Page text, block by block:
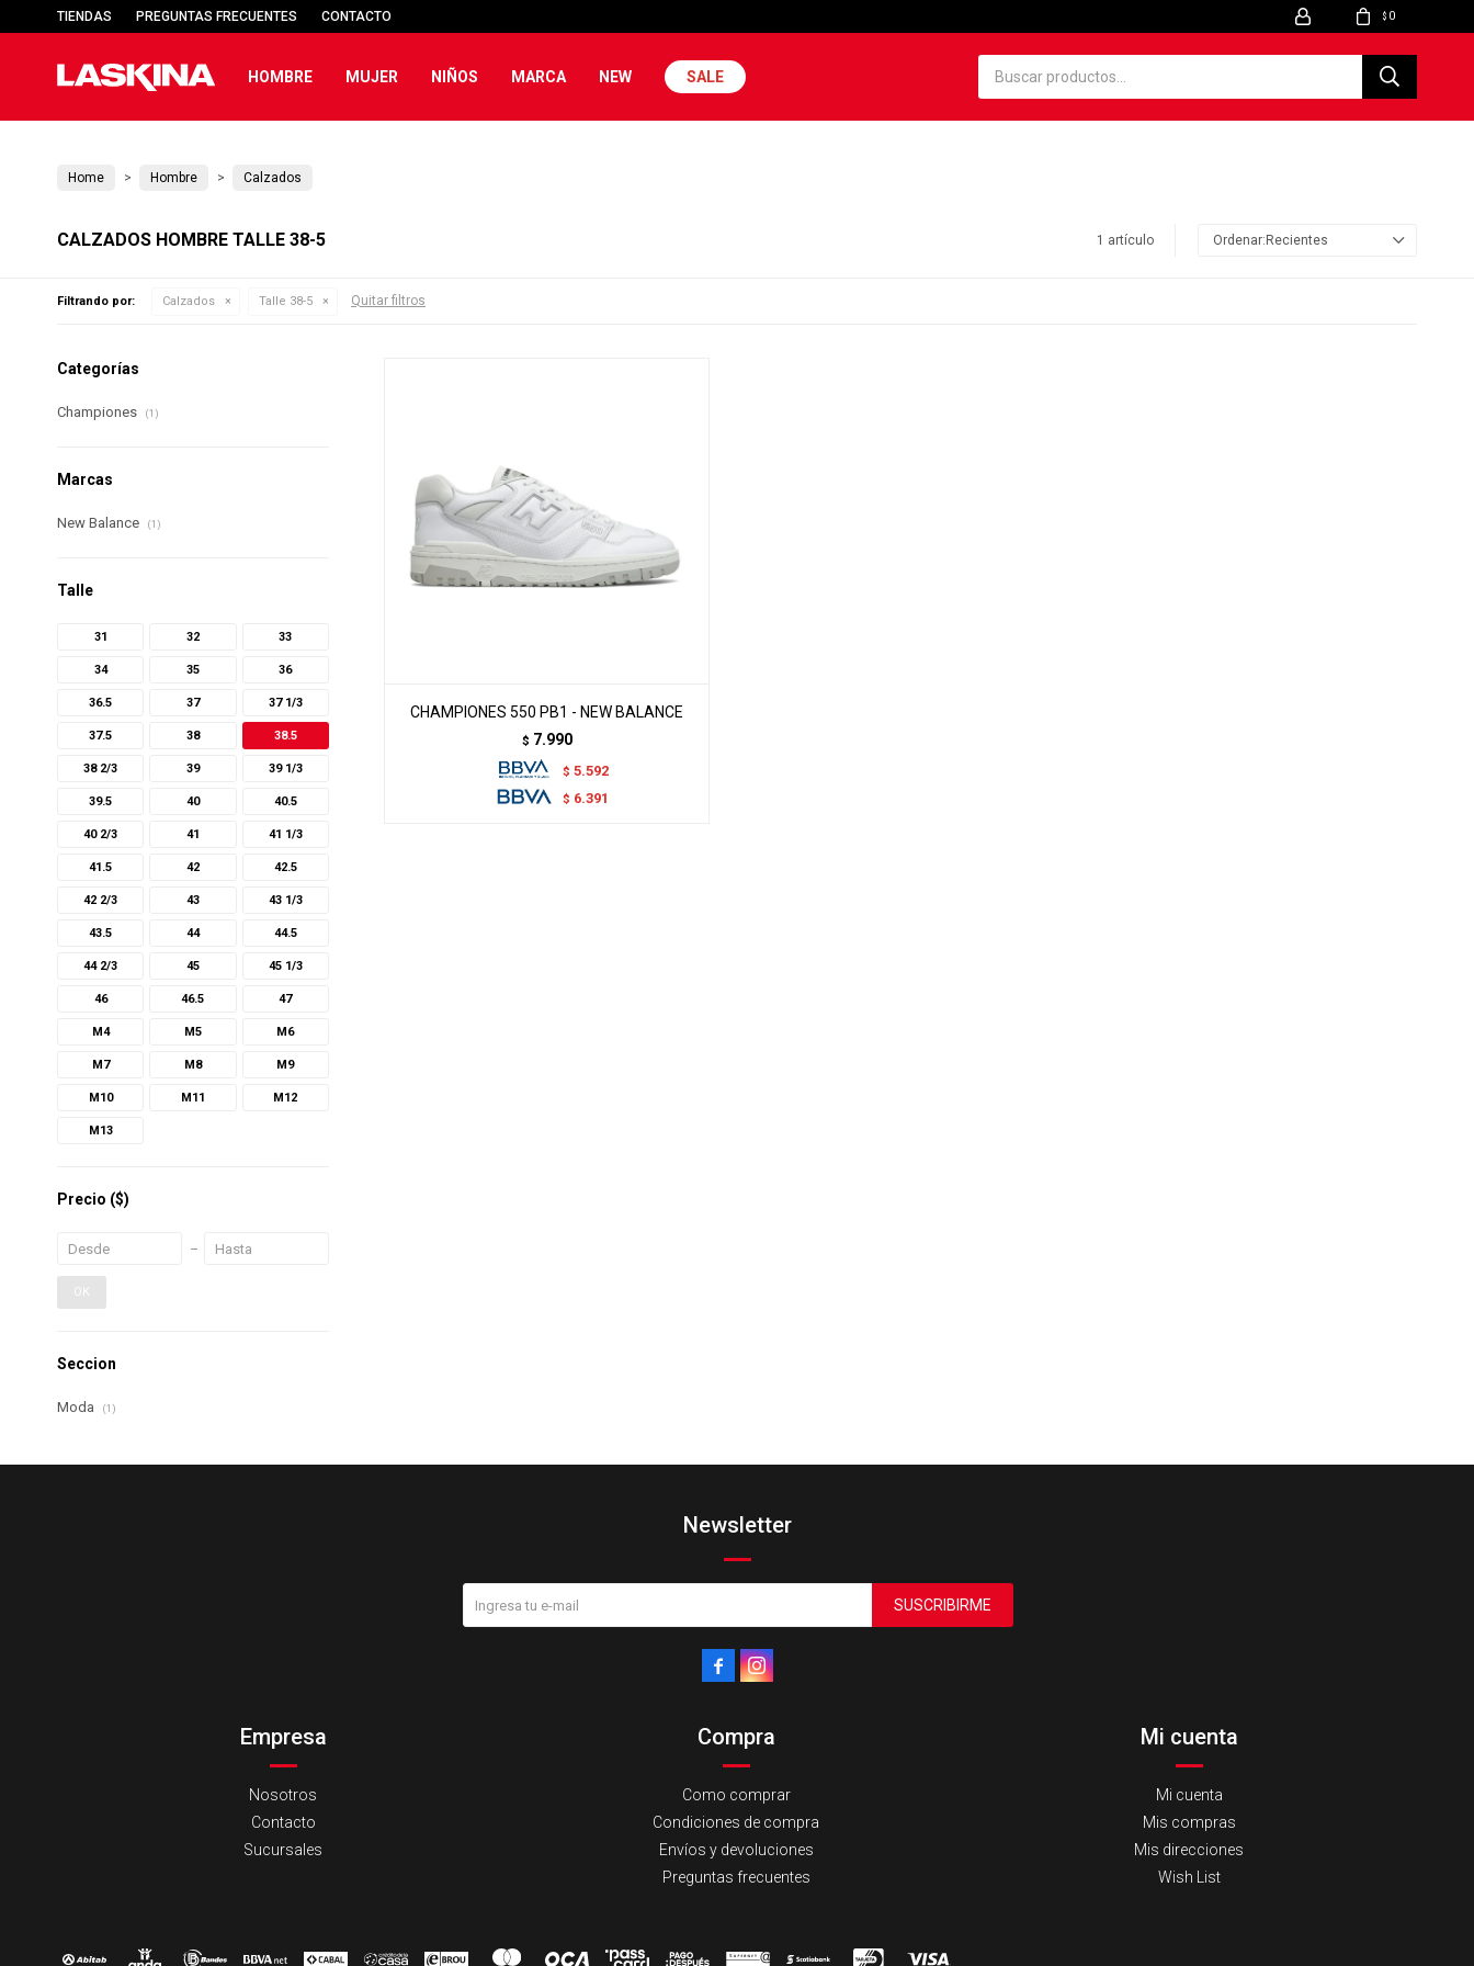
HOMBRE MUJER NIÑOS MARCA NEW SALE
$ 0
TIENDAS PREGUNTAS FRECUENTES CONTACTO
Home Hombre Calzados
CALZADOS HOMBRE TALLE 38-5 1 artículo Recientes
Filtrando por: Calzados Talle 38-5 Quitar filtros
CHAMPIONES 550 PB1 - NEW BALANCE
$ 7.990
$ 5.592
$ 6.391
Categorías
Championes (1)
Marcas
New Balance (1)
Talle
31 32 33
34 35 36
36.5 37 37 1/3
37.5 38 38.5
38 2/3 39 39 1/3
39.5 40 40.5
40 2/3 41 41 1/3
41.5 42 42.5
42 2/3 43 43 1/3
43.5 44 44.5
44 2/3 45 45 1/3
46 46.5 47
M4 M5 M6
M7 M8 M9
M10 M11 M12
M13
Precio ($)
OK
Seccion
Moda (1)
Empresa
Nosotros
Contacto
Sucursales
Compra
Como comprar
Condiciones de compra
Envíos y devoluciones
Preguntas frecuentes
Mi cuenta
Mi cuenta
Mis compras
Mis direcciones
Wish List
Newsletter
SUSCRIBIRME
 